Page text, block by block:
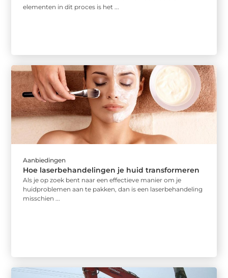
elementen in dit proces is het ...
Aanbiedingen
Hoe laserbehandelingen je huid transformeren
Als je op zoek bent naar een effectieve manier om je
huidproblemen aan te pakken, dan is een laserbehandeling
misschien ...